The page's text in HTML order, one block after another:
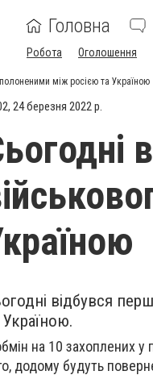
Головна
Робота Оголошення
між росією та Україною
24 березня 2022 р.
відбувся
Україною.
на 10 захоплених у
додому будуть